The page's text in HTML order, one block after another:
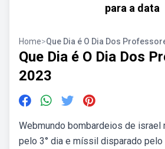
para a data
Home>Que Dia é O Dia Dos
Que Dia é O Dia Dos
2023
Webmundo bombardeios de israel
pelo 3° dia e míssil disparado pelo